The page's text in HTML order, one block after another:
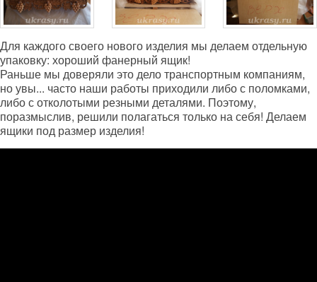
Для каждого своего нового изделия мы делаем отдельную
упаковку: хороший фанерный ящик!
Раньше мы доверяли это дело транспортным компаниям,
но увы... часто наши работы приходили либо с поломками,
либо с отколотыми резными деталями. Поэтому,
поразмыслив, решили полагаться только на себя! Делаем
ящики под размер изделия!